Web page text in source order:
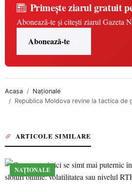
Primește ziarul gratuit
Abonează-te și citești ziarul Gazeta
Abonează-te
Acasa
Naționale
Republica Moldova revine la tactica de
ARTICOLE SIMILARE
NAȚIONALE